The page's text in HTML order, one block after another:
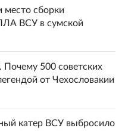
место сборки
ВСУ в сумской
Почему 500 советских
от Чехословакии
катер ВСУ выбросило